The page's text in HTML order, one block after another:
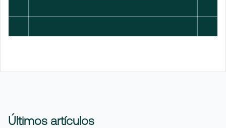
Últimos artículos